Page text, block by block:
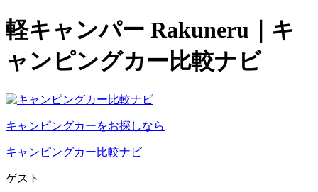
軽キャンパー Rakuneru｜キ
ャンピングカー比較ナビ
キャンピングカーをお探しなら
キャンピングカー比較ナビ
ゲスト